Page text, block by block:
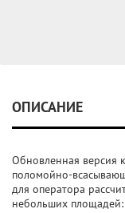
ОПИСАНИЕ
Обновленная версия
поломойно-
для оператора
небольших